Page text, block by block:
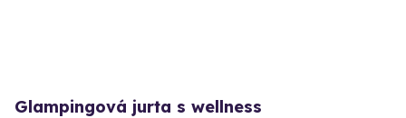
Glampingová jurta s wellness